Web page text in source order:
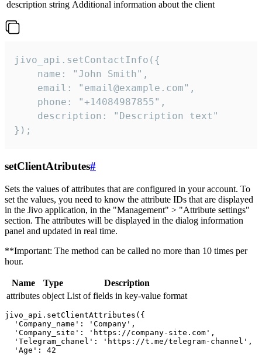
description string Additional information about the client
jivo_api.setContactInfo({
    name: "John Smith",
    email: "email@example.com",
    phone: "+14084987855",
    description: "Description text"
});
setClientAtributes#
Sets the values ​​of attributes that are configured in your account. To
set the values, you need to know the attribute IDs that are displayed
in the Jivo application, in the "Management" > "Attribute settings"
section. The attributes will be displayed in the dialog information
panel and updated in real time.
**Important: The method can be called no more than 10 times per
hour.
Name Type
Description
attributes object List of fields in key-value format
jivo_api.setClientAttributes({
  'Company_name': 'Company',
  'Company_site': 'https://company-site.com',
  'Telegram_chanel': 'https://t.me/telegram-channel',
  'Age': 42